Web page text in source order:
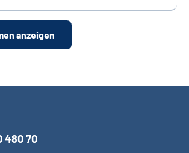
anzeigen
480 70